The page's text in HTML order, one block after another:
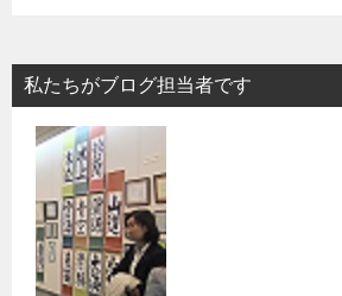
私たちがブログ担当者です